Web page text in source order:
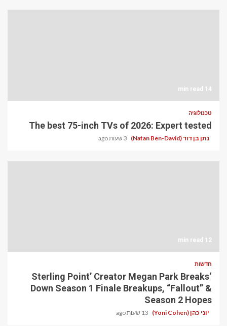
14 min read
טכנולוגיה
The best 75-inch TVs of 2026: Expert tested
נתן בן דוד (Natan Ben-David) 3 שעות ago
12 min read
חדשות
‘Sterling Point’ Creator Megan Park Breaks
Down Season 1 Finale Breakups, “Fallout” &
Season 2 Hopes
יוני כהן (Yoni Cohen) 13 שעות ago